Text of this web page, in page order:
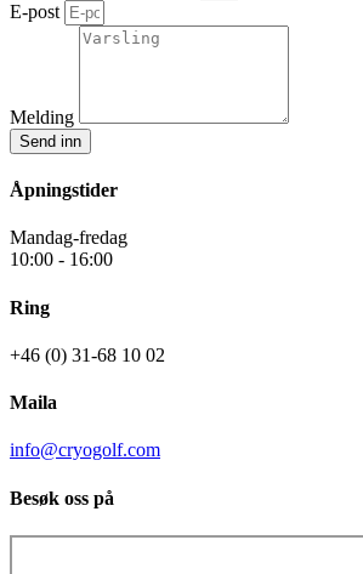
E-post
Melding
Send inn
Åpningstider
Mandag-fredag
10:00 - 16:00
Ring
+46 (0) 31-68 10 02
Maila
info@cryogolf.com
Besøk oss på